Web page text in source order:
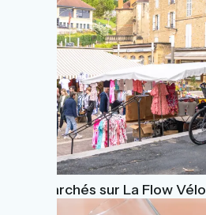
Les Marchés sur La Flow Vélo